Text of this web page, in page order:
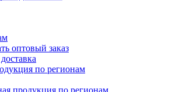
оптовый заказ
по регионам
продукция по регионам